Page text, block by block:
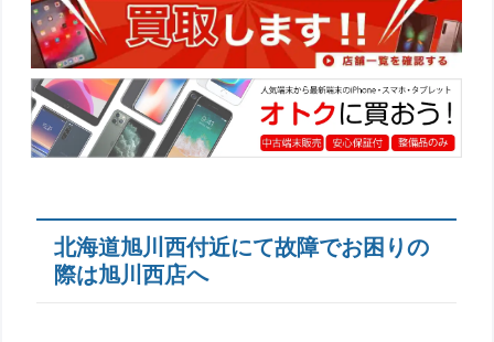
北海道旭川西付近にて故障でお困りの
際は旭川西店へ